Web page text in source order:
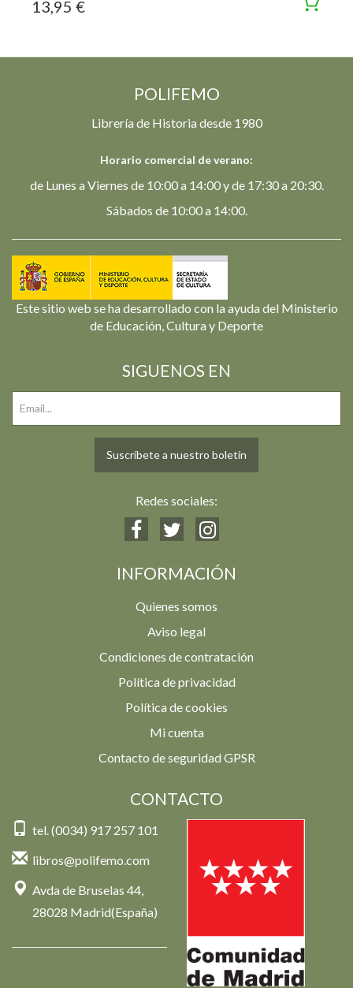
13,95 €
POLIFEMO
Librería de Historia desde 1980
Horario comercial de verano:
de Lunes a Viernes de 10:00 a 14:00 y de 17:30 a 20:30.
Sábados de 10:00 a 14:00.
Este sitio web se ha desarrollado con la ayuda del Ministerio
de Educación, Cultura y Deporte
SIGUENOS EN
Suscríbete a nuestro boletín
Redes sociales:
INFORMACIÓN
Quienes somos
Aviso legal
Condiciones de contratación
Política de privacidad
Política de cookies
Mi cuenta
Contacto de seguridad GPSR
CONTACTO
tel. (0034) 917 257 101
libros@polifemo.com
Avda de Bruselas 44,
28028 Madrid(España)